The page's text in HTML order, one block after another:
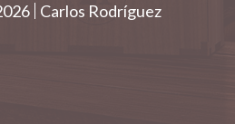
Carlos Rodríguez